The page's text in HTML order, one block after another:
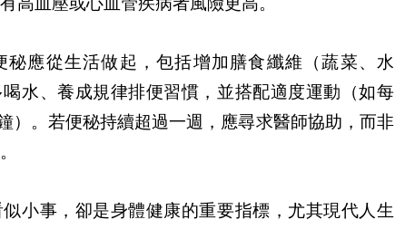
秘應從生活做起，包括增加膳食纖維（蔬菜、水
水、養成規律排便習慣，並搭配適度運動（如每
）。若便秘持續超過一週，應尋求醫師協助，而非
小事，卻是身體健康的重要指標，尤其現代人生